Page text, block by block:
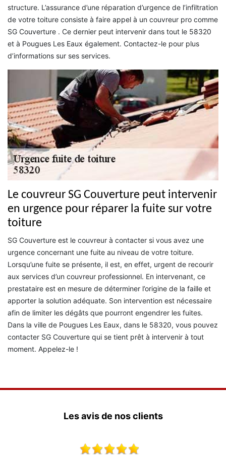
structure. L’assurance d’une réparation d’urgence de l’infiltration
de votre toiture consiste à faire appel à un couvreur pro comme
SG Couverture . Ce dernier peut intervenir dans tout le 58320
et à Pougues Les Eaux également. Contactez-le pour plus
d’informations sur ses services.
Le couvreur SG Couverture peut intervenir
en urgence pour réparer la fuite sur votre
toiture
SG Couverture est le couvreur à contacter si vous avez une
urgence concernant une fuite au niveau de votre toiture.
Lorsqu’une fuite se présente, il est, en effet, urgent de recourir
aux services d’un couvreur professionnel. En intervenant, ce
prestataire est en mesure de déterminer l’origine de la faille et
apporter la solution adéquate. Son intervention est nécessaire
afin de limiter les dégâts que pourront engendrer les fuites.
Dans la ville de Pougues Les Eaux, dans le 58320, vous pouvez
contacter SG Couverture qui se tient prêt à intervenir à tout
moment. Appelez-le !
Les avis de nos clients